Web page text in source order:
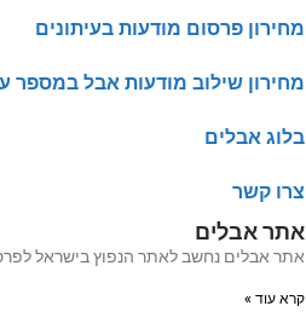
מחירון פרסום מודעות בעיתונים
מחירון שילוב מודעות אבל במספר
בלוג אבלים
צרו קשר
אתר אבלים
אתר אבלים נחשב לאתר הנפוץ בישראל לפרסום מודעות אבל מעל 20 שנה האתר
קרא עוד »